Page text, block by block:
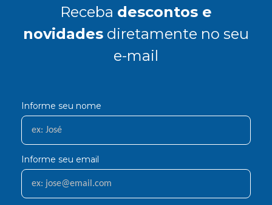
Receba descontos e
novidades diretamente no seu
e-mail
Informe seu nome
Informe seu email